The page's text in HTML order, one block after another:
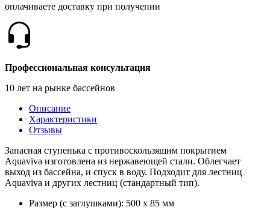
оплачиваете доставку при получении
Профессиональная консультация
10 лет на рынке бассейнов
Описание
Характеристики
Отзывы
Запасная ступенька с противоскользящим покрытием
Aquaviva изготовлена из нержавеющей стали. Облегчает
выход из бассейна, и спуск в воду. Подходит для лестниц
Aquaviva и других лестниц (стандартный тип).
Размер (с заглушками): 500 х 85 мм